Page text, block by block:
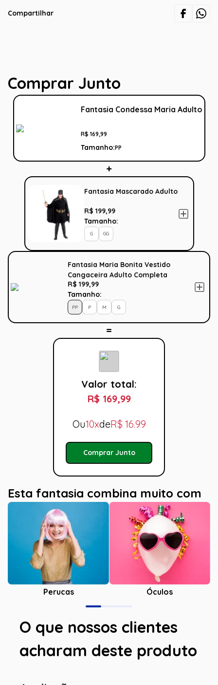
Compartilhar
Comprar Junto
Fantasia Condessa Maria Adulto
R$ 169,99
Tamanho:PP
Fantasia Mascarado Adulto
R$ 199,99
Tamanho:
G GG
Fantasia Maria Bonita Vestido
Cangaceira Adulto Completa
R$ 199,99
Tamanho:
PP P M G
Valor total:
R$ 169,99
Ou10xdeR$ 16.99
Comprar Junto
Esta fantasia combina muito com
Perucas Óculos
O que nossos clientes
acharam deste produto